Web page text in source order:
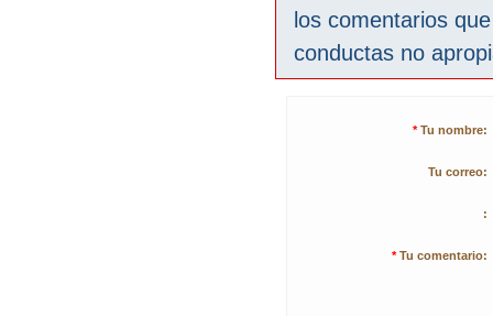
los comentarios
conductas no
* Tu nombre:
Tu correo:
:
* Tu comentario: